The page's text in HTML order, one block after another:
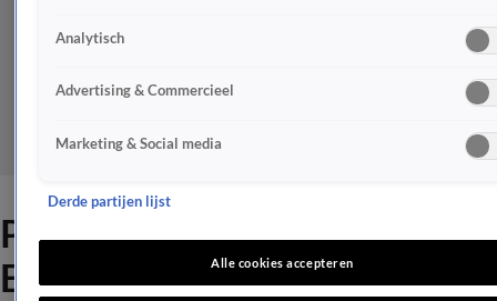
Pijnlijk weerzien tussen
EMIDJ-Esmee en Louisa
Analytisch
Advertising & Commercieel
Marketing & Social media
Derde partijen lijst
Alle cookies accepteren